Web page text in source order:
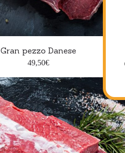
Aggiungi al carrello
Gran pezzo Danese
49,50€